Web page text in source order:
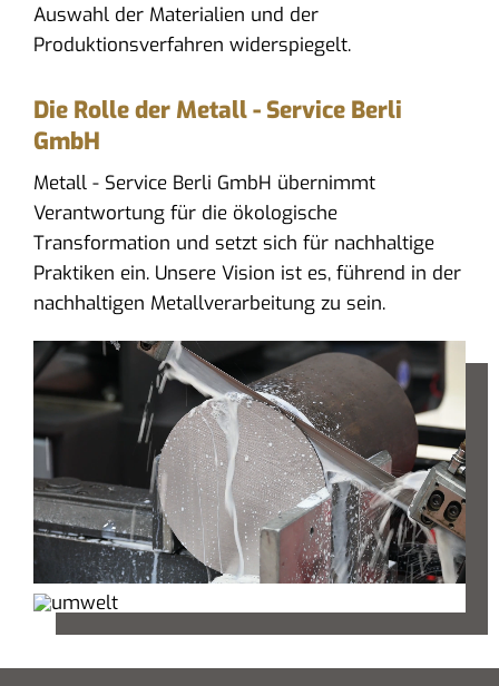
Auswahl der Materialien und der
Produktionsverfahren widerspiegelt.
Die Rolle der Metall - Service Berli
GmbH
Metall - Service Berli GmbH übernimmt
Verantwortung für die ökologische
Transformation und setzt sich für nachhaltige
Praktiken ein. Unsere Vision ist es, führend in der
nachhaltigen Metallverarbeitung zu sein.